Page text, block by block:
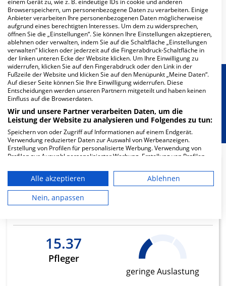
WeitereFachabteilungen 37
Mehr Informationen
Besondere Merkmale
Berücksichtigung von besonderem
Ernährungsbedarf
17.77
Ärzte
15.37
Pfleger
geringe Auslastung
Browserspeichern, um personenbezogene Daten zu verarbeiten. Einige
Anbieter verarbeiten Ihre personenbezogenen Daten möglicherweise
aufgrund eines berechtigten Interesses. Um dem zu widersprechen,
öffnen Sie die „Einstellungen“. Sie können Ihre Einstellungen akzeptieren,
ablehnen oder verwalten, indem Sie auf die Schaltfläche „Einstellungen
verwalten“ klicken oder jederzeit auf die Fingerabdruck-Schaltfläche in
der linken unteren Ecke der Website klicken. Um Ihre Einwilligung zu
widerrufen, klicken Sie auf den Fingerabdruck oder den Link in der
Fußzeile der Website und klicken Sie auf den Menüpunkt „Meine Daten“.
Auf dieser Seite können Sie Ihre Einwilligung widerrufen. Diese
Entscheidungen werden unseren Partnern mitgeteilt und haben keinen
Einfluss auf die Browserdaten.
Wir und unsere Partner verarbeiten Daten, um die
Leistung der Website zu analysieren und Folgendes zu tun:
Speichern von oder Zugriff auf Informationen auf einem Endgerät.
Verwendung reduzierter Daten zur Auswahl von Werbeanzeigen.
Erstellung von Profilen für personalisierte Werbung. Verwendung von
Profilen zur Auswahl personalisierter Werbung. Erstellung von Profilen
personalisierter Inhalte. Messung der Werbeleistung. Messung der
Performance von Inhalten. Analyse von Zielgruppen durch Statistiken
oder Kombinationen von Daten aus verschiedenen Quellen. Entwicklung
und Verbesserung der Angebote. Verwendung reduzierter Daten zur
Auswahl von Inhalten.
Partnerliste anzeigen (1 IAB-Anbieter)
Wir nutzen Ihre Daten für folgende Zwecke:
Alle akzeptieren
Ablehnen
Nein, anpassen